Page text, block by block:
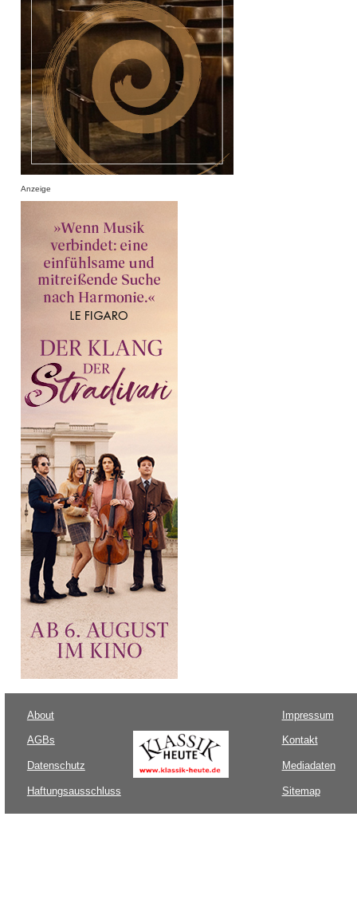
Anzeige
About
AGBs
Datenschutz
Haftungsausschluss
Impressum
Kontakt
Mediadaten
Sitemap